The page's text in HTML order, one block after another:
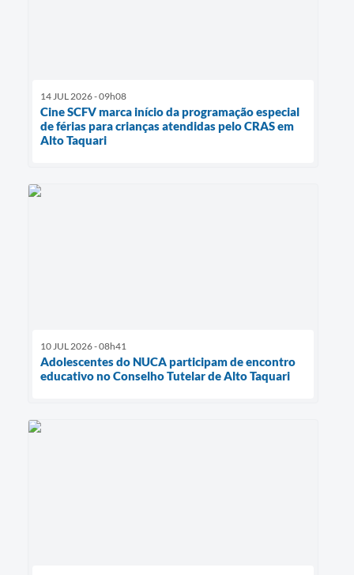
14 JUL 2026 - 09h08
Cine SCFV marca início da programação especial
de férias para crianças atendidas pelo CRAS em
Alto Taquari
10 JUL 2026 - 08h41
Adolescentes do NUCA participam de encontro
educativo no Conselho Tutelar de Alto Taquari